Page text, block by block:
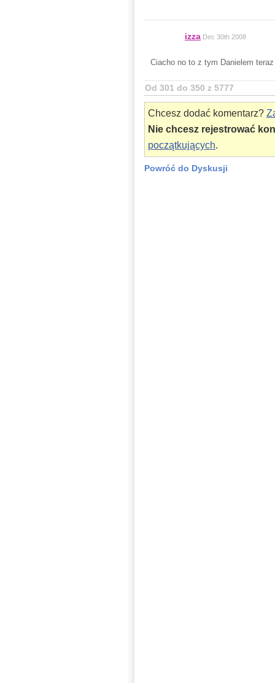
izza Dec 30th 2008
Ciacho no to z tym Danielem
Od 301 do 350 z 5777
Chcesz dodać komentarz?
Nie chcesz rejestrować
początkujących.
Powróć do Dyskusji